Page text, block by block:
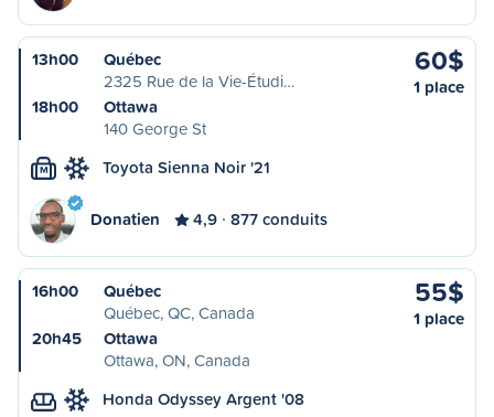
13h00
Québec
2325 Rue de la Vie-Étudi…
18h00
Ottawa
140 George St
60$
1 place
M Toyota Sienna Noir '21
Donatien 4,9 877 conduits
16h00
Québec
Québec, QC, Canada
20h45
Ottawa
Ottawa, ON, Canada
55$
1 place
Honda Odyssey Argent '08